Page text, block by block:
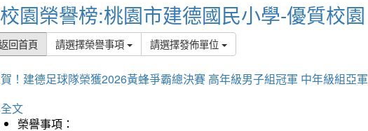
校園榮譽榜:桃園市建德國民小學-優質校園
回首頁 請選擇榮譽事項 請選擇發佈單位
！建德足球隊榮獲2026黃蜂爭霸總決賽 高年級男子組冠軍 中年級組亞軍
文
榮譽事項：